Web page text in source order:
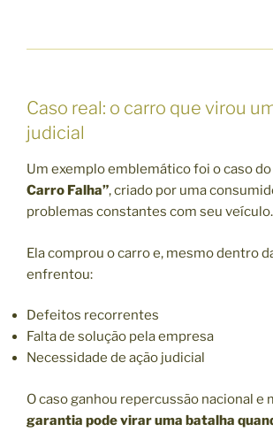
Caso real: o carro que virou
judicial
Um exemplo emblemático foi o caso
Carro Falha”, criado por uma
problemas constantes com seu veículo.
Ela comprou o carro e, mesmo dentro
enfrentou:
Defeitos recorrentes
Falta de solução pela empresa
Necessidade de ação judicial
O caso ganhou repercussão nacional e
garantia pode virar uma batalha